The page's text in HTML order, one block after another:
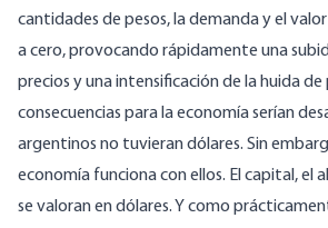
cantidades de pesos, la demanda y el
a cero, provocando rápidamente una
precios y una intensificación de la huida de
consecuencias para la economía serían
argentinos no tuvieran dólares. Sin
economía funciona con ellos. El capital, el
se valoran en dólares. Y como